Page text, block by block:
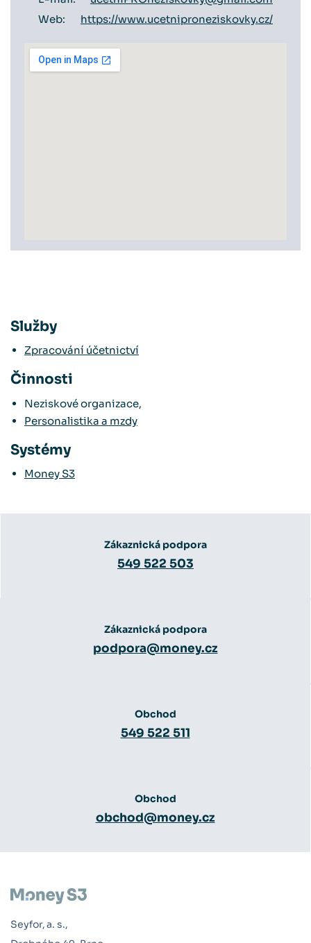
Web:
https://www.ucetniproneziskovky.cz/
Služby
Zpracování účetnictví
Činnosti
Neziskové organizace,
Personalistika a mzdy
Systémy
Money S3
Zákaznická podpora
549 522 503
Zákaznická podpora
podpora@money.cz
Obchod
549 522 511
Obchod
obchod@money.cz
Seyfor, a. s.,